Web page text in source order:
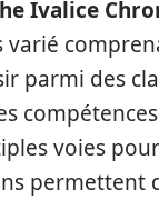
Ivalice
varié
parmi des
voies
permettent